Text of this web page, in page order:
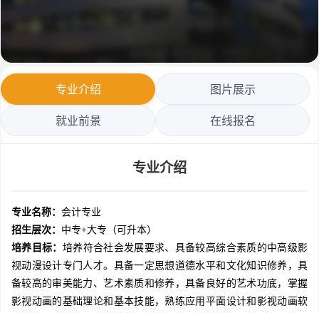
专业介绍 图片展示
就业前景 在线报名
专业介绍
专业名称： 会计专业
招生层次： 中专+大专（可升本）
培养目标： 培养符合社会发展要求、具备较高综合素质的中高级影
视动漫设计专门人才。具备一定思想道德水平和文化知识修养，具
备较高的审美能力、艺术素质和修养，具备良好的艺术功底，掌握
影视动画的基础理论和基本技能，熟练应用平面设计和影视动画软